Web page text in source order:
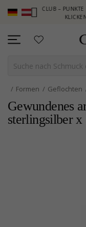
CLUB – PUNKTE SAMMELN,
KLICKEN SIE HIER
Formen Geflochten
Gewundenes
sterlingsilber